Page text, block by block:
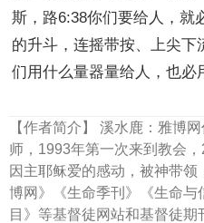
斯，路6:38你们要给人，就
的升斗，连摇带按、上尖
们用什么量器量给人，也必
【作者简介】
溪水鹿：雅博
师，1993年第一次来到教会
因主耶稣爱的感动，被神带
博网》《生命季刊》《生命
目》等基督徒网站和基督徒